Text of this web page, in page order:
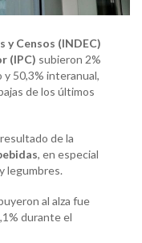
Censos (INDEC)
(IPC) subieron 2%
50,3% interanual,
de los últimos
de la
, en especial
legumbres.
al alza fue
durante el